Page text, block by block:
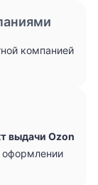
компанией
выдачи Ozon